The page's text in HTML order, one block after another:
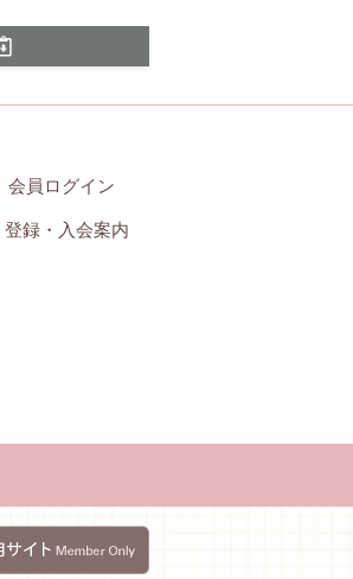
会員ログイン
登録・入会案内